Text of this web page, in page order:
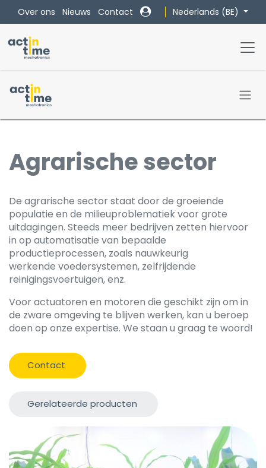
Overslaan naar inhoud
Over ons Nieuws Contact Nederlands (BE)
Agrarische sector
​De agrarische sector staat door de groeiende
populatie en de milieuproblematiek voor grote
uitdagingen. Steeds meer bedrijven zetten hiervoor
in op automatisatie van bepaalde
productieprocessen, zoals nauwkeurig
werkende voedersystemen, zelfrijdende
reinigingsvoertuigen, enz.
Voor actuatoren en motoren die geschikt zijn om in
de zware omgeving te blijven werken, kan u beroep
doen op onze expertise. We staan u graag te woord!
Contact
Gerelateerde producten